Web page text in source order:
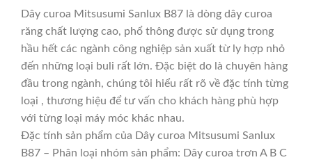
Dây curoa Mitsusumi Sanlux B87 là dòng dây curoa
răng chất lượng cao, phổ thông được sử dụng trong
hầu hết các ngành công nghiệp sản xuất từ ly hợp nhỏ
đến những loại buli rất lớn. Đặc biệt do là chuyên hàng
đầu trong ngành, chúng tôi hiểu rất rõ về đặc tính từng
loại , thương hiệu để tư vấn cho khách hàng phù hợp
với từng loại máy móc khác nhau.
Đặc tính sản phẩm của Dây curoa Mitsusumi Sanlux
B87 – Phân loại nhóm sản phẩm: Dây curoa trơn A B C